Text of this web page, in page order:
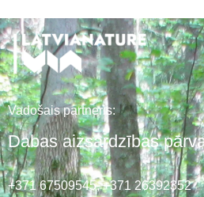
Vadošais partneris:
Dabas aizsardzības
+371 67509545,+371 26392352